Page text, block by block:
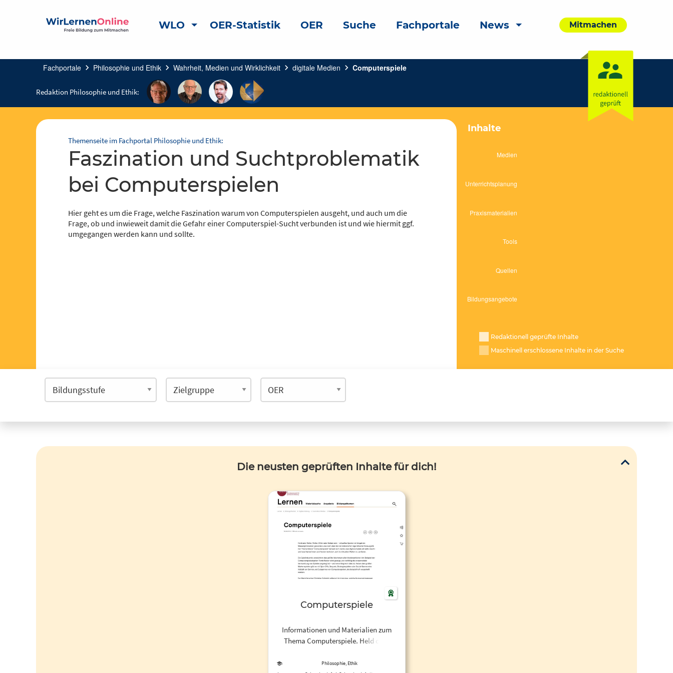
WLO OER-Statistik OER Suche Fachportale News Mitmachen
Fachportale chevron_right Philosophie und Ethik chevron_right Wahrheit, Medien und Wirklichkeit chevron_right digitale Medien chevron_right Computerspiele
Redaktion Philosophie und Ethik:
Themenseite im Fachportal Philosophie und Ethik:
Faszination und Suchtproblematik
bei Computerspielen
Hier geht es um die Frage, welche Faszination warum von Computerspielen ausgeht, und auch um die
Frage, ob und inwieweit damit die Gefahr einer Computerspiel-Sucht verbunden ist und wie hiermit ggf.
umgegangen werden kann und sollte.
Inhalte
Redaktionell geprüfte Inhalte
Maschinell erschlossene Inhalte in der Suche
Die neusten geprüften Inhalte für dich!
Computerspiele
Informationen und Materialien zum
Thema Computerspiele. Held oder
virtuelles Spielen ist längst ein
Philosophie, Ethik